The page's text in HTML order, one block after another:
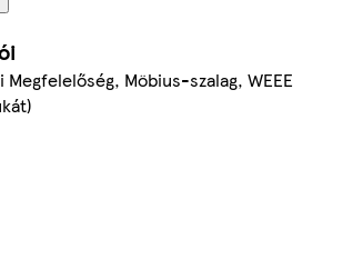
Möbius-szalag, WEEE